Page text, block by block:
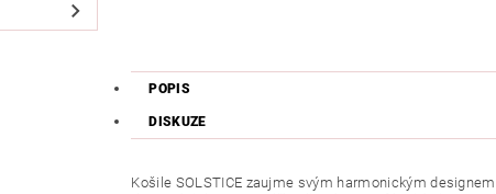
POPIS
DISKUZE
Košile SOLSTICE zaujme svým harmonickým